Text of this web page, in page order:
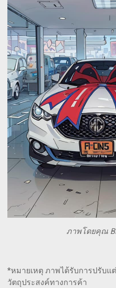
ภาพโดยคุณ
*หมายเหตุ ภาพได้รับการปรับแ
วัตถุประสงค์ทางการค้า